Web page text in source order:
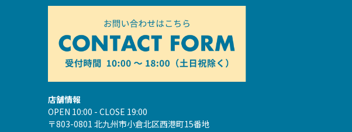
店舗情報
OPEN 10:00 - CLOSE 19:00
〒803-0801 北九州市小倉北区西港町15番地